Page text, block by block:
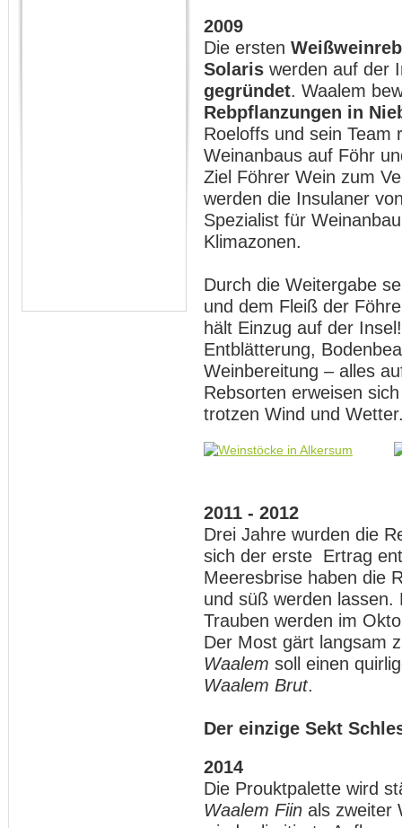
2009
Die ersten
Solaris werden auf der
gegründet. Waalem
Rebpflanzungen in
Roeloffs und sein Team
Weinanbaus auf Föhr
Ziel Föhrer Wein zum
werden die Insulaner
Spezialist für
Klimazonen.
Durch die Weitergabe
und dem Fleiß der
hält Einzug auf der
Entblätterung,
Weinbereitung – alles
Rebsorten erweisen
trotzen Wind und
2011 - 2012
Drei Jahre wurden die
sich der erste Ertrag
Meeresbrise haben die
und süß werden lassen.
Trauben werden im
Der Most gärt langsam
Waalem soll einen
Waalem Brut.
Der einzige Sekt
2014
Die Prouktpalette wird
Waalem Fiin als zweiter